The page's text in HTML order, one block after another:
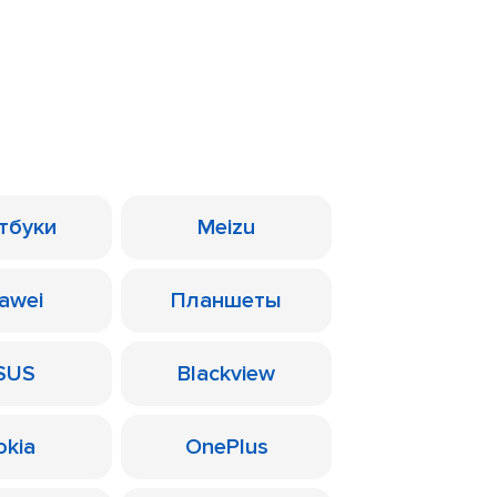
Meizu
Планшеты
Blackview
OnePlus